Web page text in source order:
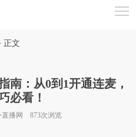
正文
南：从0到1开通连麦，
必看！
直播网873次浏览